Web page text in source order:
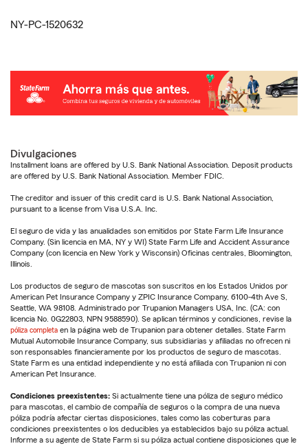
NY-PC-1520632
Divulgaciones
Installment loans are offered by U.S. Bank National Association. Deposit products
are offered by U.S. Bank National Association. Member FDIC.
The creditor and issuer of this credit card is U.S. Bank National Association,
pursuant to a license from Visa U.S.A. Inc.
El seguro de vida y las anualidades son emitidos por State Farm Life Insurance
Company. (Sin licencia en MA, NY y WI) State Farm Life and Accident Assurance
Company (con licencia en New York y Wisconsin) Oficinas centrales, Bloomington,
Illinois.
Los productos de seguro de mascotas son suscritos en los Estados Unidos por
American Pet Insurance Company y ZPIC Insurance Company, 6100-4th Ave S,
Seattle, WA 98108. Administrado por Trupanion Managers USA, Inc. (CA: con
licencia No. 0G22803, NPN 9588590). Se aplican términos y condiciones, revise la
póliza completa en la página web de Trupanion para obtener detalles. State Farm
Mutual Automobile Insurance Company, sus subsidiarias y afiliadas no ofrecen ni
son responsables financieramente por los productos de seguro de mascotas.
State Farm es una entidad independiente y no está afiliada con Trupanion ni con
American Pet Insurance.
Condiciones preexistentes: Si actualmente tiene una póliza de seguro médico
para mascotas, el cambio de compañía de seguros o la compra de una nueva
póliza podría afectar ciertas disposiciones, tales como las coberturas para
condiciones preexistentes o los deducibles ya establecidos bajo su póliza actual.
Informe a su agente de State Farm si su póliza actual contiene disposiciones que le